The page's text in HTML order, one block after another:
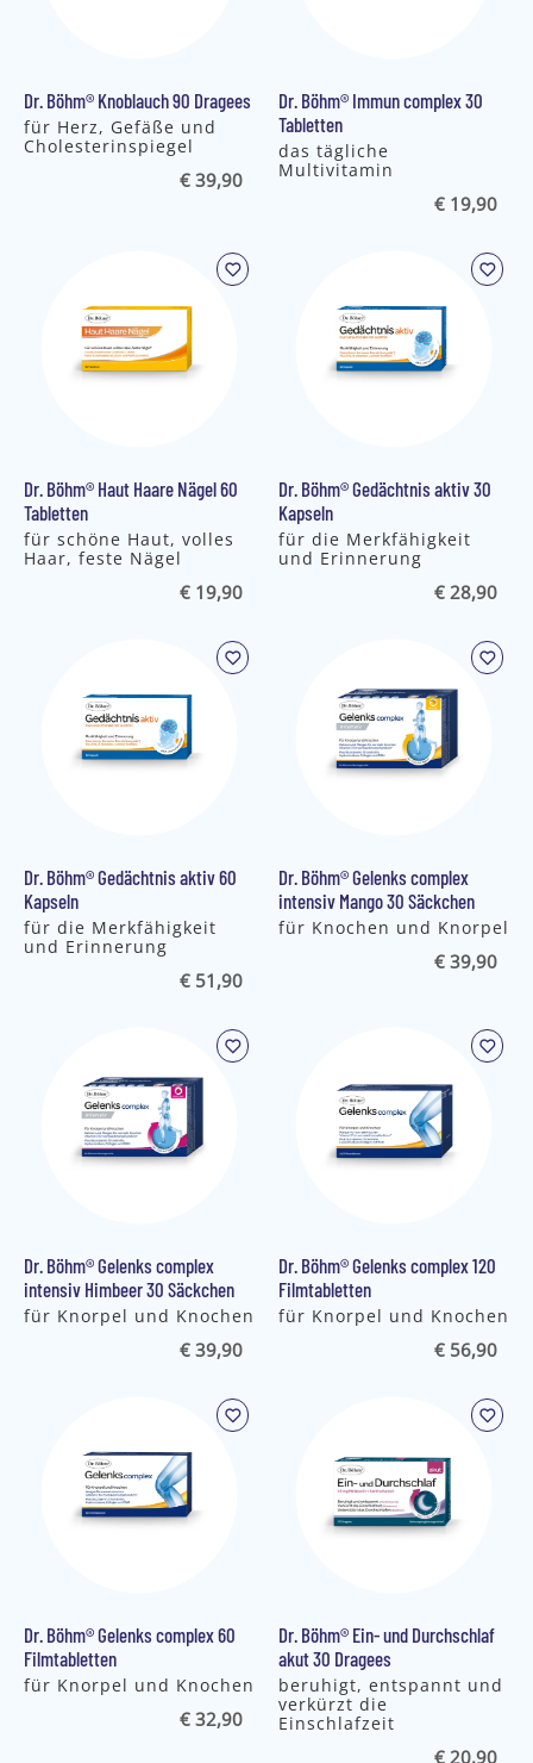
Dr. Böhm® Knoblauch 90 Dragees
für Herz, Gefäße und
Cholesterinspiegel
€ 39,90
Dr. Böhm® Immun complex 30
Tabletten
das tägliche
Multivitamin
€ 19,90
Dr. Böhm® Haut Haare Nägel 60
Tabletten
für schöne Haut, volles
Haar, feste Nägel
€ 19,90
Dr. Böhm® Gedächtnis aktiv 30
Kapseln
für die Merkfähigkeit
und Erinnerung
€ 28,90
Dr. Böhm® Gedächtnis aktiv 60
Kapseln
für die Merkfähigkeit
und Erinnerung
€ 51,90
Dr. Böhm® Gelenks complex
intensiv Mango 30 Säckchen
für Knochen und Knorpel
€ 39,90
Dr. Böhm® Gelenks complex
intensiv Himbeer 30 Säckchen
für Knorpel und Knochen
€ 39,90
Dr. Böhm® Gelenks complex 120
Filmtabletten
für Knorpel und Knochen
€ 56,90
Dr. Böhm® Gelenks complex 60
Filmtabletten
für Knorpel und Knochen
€ 32,90
Dr. Böhm® Ein- und Durchschlaf
akut 30 Dragees
beruhigt, entspannt und
verkürzt die
Einschlafzeit
€ 20,90